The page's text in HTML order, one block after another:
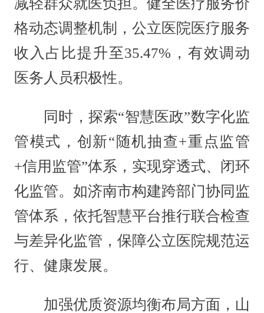
格动态调整机制，公立医院医疗服务
收入占比提升至35.47%，有效调动
医务人员积极性。
同时，探索“智慧医政”数字化监
管模式，创新“随机抽查+重点监管
+信用监管”体系，实现穿透式、闭环
化监管。如济南市构建跨部门协同监
管体系，依托智慧平台推行联合检查
与差异化监管，保障公立医院规范运
行、健康发展。
加强优质资源均衡布局方面，山